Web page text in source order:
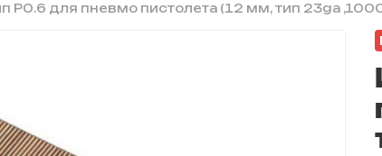
P0.6 для пневмо пистолета (12 мм, тип 23ga